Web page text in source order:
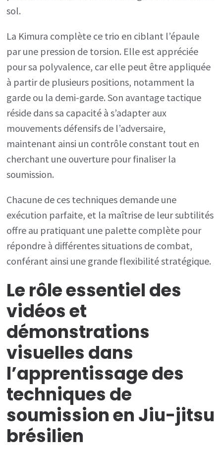
sol.
La Kimura complète ce trio en ciblant l’épaule
par une pression de torsion. Elle est appréciée
pour sa polyvalence, car elle peut être appliquée
à partir de plusieurs positions, notamment la
garde ou la demi-garde. Son avantage tactique
réside dans sa capacité à s’adapter aux
mouvements défensifs de l’adversaire,
maintenant ainsi un contrôle constant tout en
cherchant une ouverture pour finaliser la
soumission.
Chacune de ces techniques demande une
exécution parfaite, et la maîtrise de leur subtilités
offre au pratiquant une palette complète pour
répondre à différentes situations de combat,
conférant ainsi une grande flexibilité stratégique.
Le rôle essentiel des
vidéos et
démonstrations
visuelles dans
l’apprentissage des
techniques de
soumission en Jiu-jitsu
brésilien